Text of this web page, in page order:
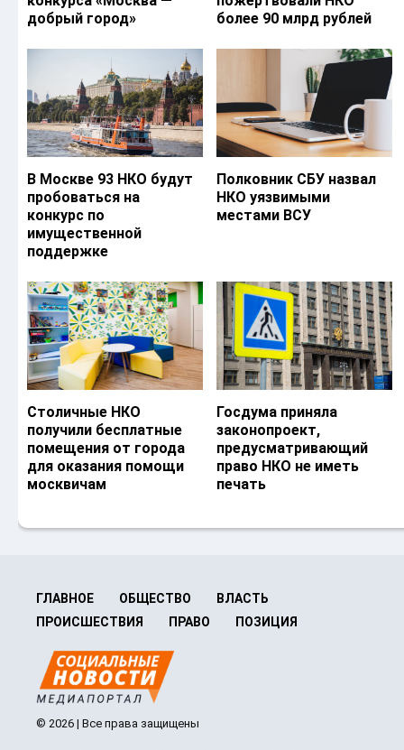
добрый город»
более 90 млрд рублей
В Москве 93 НКО будут
пробоваться на
конкурс по
имущественной
поддержке
Полковник СБУ назвал
НКО уязвимыми
местами ВСУ
Столичные НКО
получили бесплатные
помещения от города
для оказания помощи
москвичам
Госдума приняла
законопроект,
предусматривающий
право НКО не иметь
печать
ГЛАВНОЕ ОБЩЕСТВО
ВЛАСТЬ
ПРОИСШЕСТВИЯ
ПРАВО ПОЗИЦИЯ
© 2026 | Все права защищены